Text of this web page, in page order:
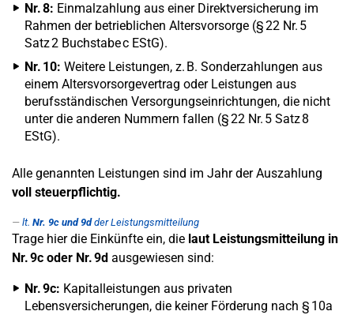
Nr. 8: Einmalzahlung aus einer Direktversicherung im
Rahmen der betrieblichen Altersvorsorge (§ 22 Nr. 5
Satz 2 Buchstabe c EStG).
Nr. 10: Weitere Leistungen, z. B. Sonderzahlungen aus
einem Altersvorsorgevertrag oder Leistungen aus
berufsständischen Versorgungseinrichtungen, die nicht
unter die anderen Nummern fallen (§ 22 Nr. 5 Satz 8
EStG).
Alle genannten Leistungen sind im Jahr der Auszahlung
voll steuerpflichtig.
lt. Nr. 9c und 9dder Leistungsmitteilung
Trage hier die Einkünfte ein, die laut Leistungsmitteilung in
Nr. 9c oder Nr. 9d ausgewiesen sind:
Nr. 9c: Kapitalleistungen aus privaten
Lebensversicherungen, die keiner Förderung nach § 10a